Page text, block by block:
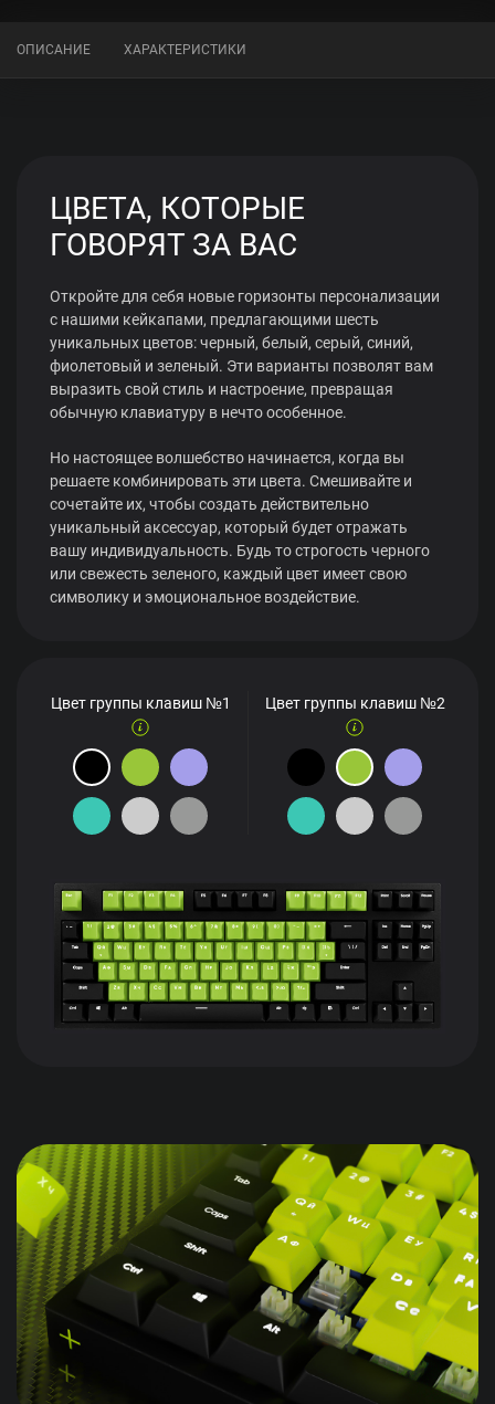
ОПИСАНИЕ ХАРАКТЕРИСТИКИ
ЦВЕТА, КОТОРЫЕ
ГОВОРЯТ ЗА ВАС
Откройте для себя новые горизонты персонализации
с нашими кейкапами, предлагающими шесть
уникальных цветов: черный, белый, серый, синий,
фиолетовый и зеленый. Эти варианты позволят вам
выразить свой стиль и настроение, превращая
обычную клавиатуру в нечто особенное.
Но настоящее волшебство начинается, когда вы
решаете комбинировать эти цвета. Смешивайте и
сочетайте их, чтобы создать действительно
уникальный аксессуар, который будет отражать
вашу индивидуальность. Будь то строгость черного
или свежесть зеленого, каждый цвет имеет свою
символику и эмоциональное воздействие.
Цвет группы клавиш №1 Цвет группы клавиш №2